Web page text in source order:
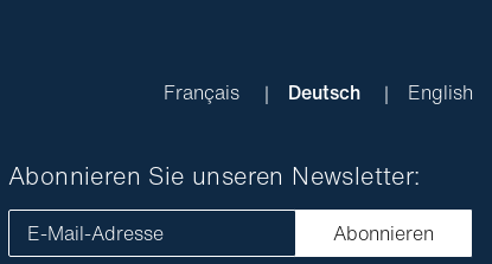
Français Deutsch English
Abonnieren Sie unseren Newsletter:
E-Mail-Adresse Abonnieren